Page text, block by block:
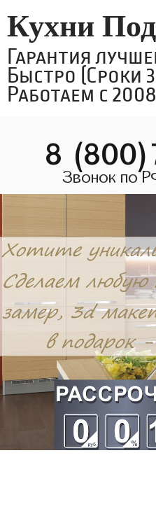
Кухни
Гарантия
Быстро (Сроки
Работаем с
8
Звонок по